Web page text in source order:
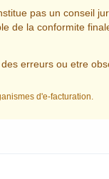
pas un conseil
de la conformite
erreurs ou etre
d'e-facturation.